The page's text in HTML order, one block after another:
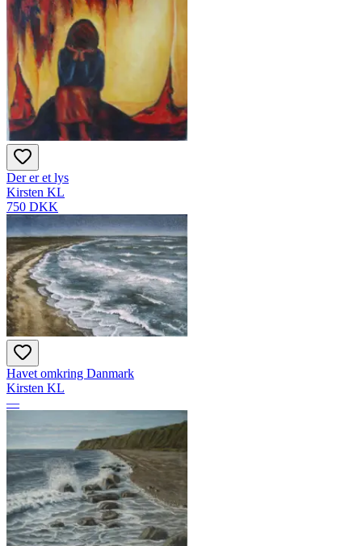
Der er et lys
Kirsten KL
750 DKK
Havet omkring Danmark
Kirsten KL
—